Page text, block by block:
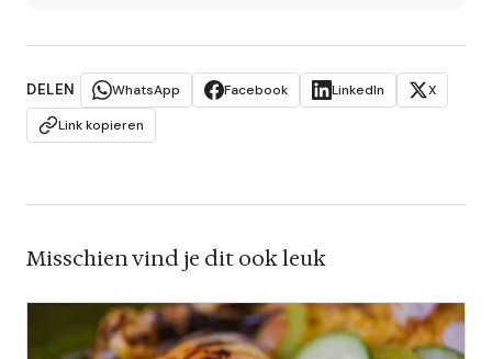
DELEN WhatsApp Facebook LinkedIn
X
Link kopieren
Misschien vind je dit ook leuk